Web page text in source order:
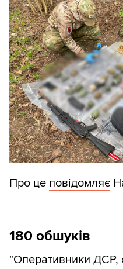
Про це повідомляє
180 обшуків
"Оперативники ДСР,